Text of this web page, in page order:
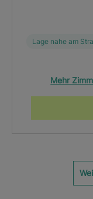
Lage nahe am
Mehr